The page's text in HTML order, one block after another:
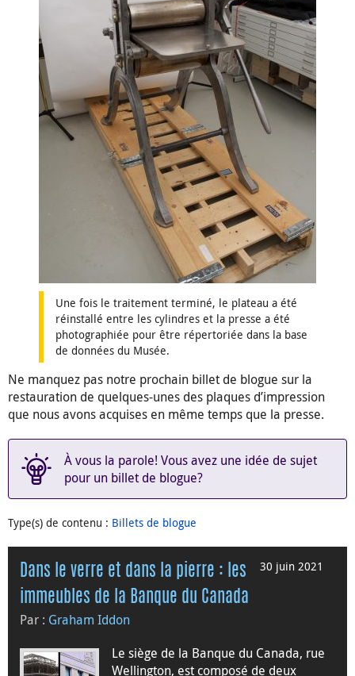
Une fois le traitement terminé, le plateau a été
réinstallé entre les cylindres et la presse a été
photographiée pour être répertoriée dans la base
de données du Musée.
Ne manquez pas notre prochain billet de blogue sur la
restauration de quelques-unes des plaques d’impression
que nous avons acquises en même temps que la presse.
À vous la parole! Vous avez une idée de sujet
pour un billet de blogue?
Type(s) de contenu : Billets de blogue
30 juin 2021
Dans le verre et dans la pierre : les
immeubles de la Banque du Canada
Par : Graham Iddon
Le siège de la Banque du Canada, rue
Wellington, est composé de deux